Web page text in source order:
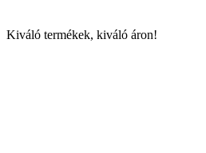
Kiváló termékek, kiváló áron!